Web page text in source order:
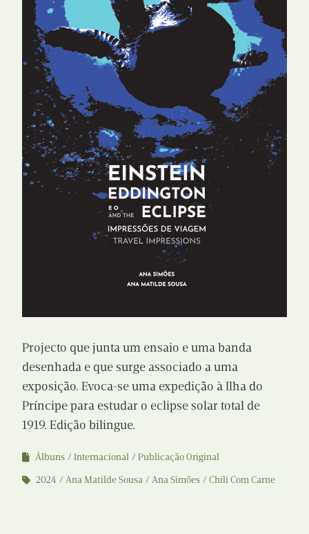
Projecto que junta um ensaio e uma banda
desenhada e que surge associado a uma
exposição. Evoca-se uma expedição à Ilha do
Príncipe para estudar o eclipse solar total de
1919. Edição bilingue.
Álbuns Internacional
Publicação Original
2024
Ana Matilde Sousa Ana Simões Chili Com Carne